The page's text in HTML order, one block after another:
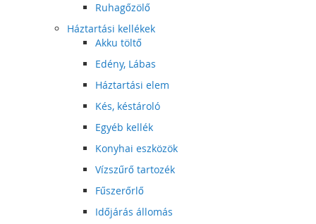
Ruhagőzölő
Háztartási kellékek
Akku töltő
Edény, Lábas
Háztartási elem
Kés, késtároló
Egyéb kellék
Konyhai eszközök
Vízszűrő tartozék
Fűszerőrlő
Időjárás állomás